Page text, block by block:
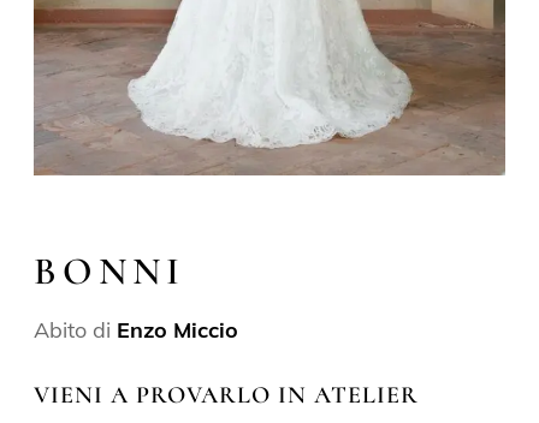
BONNI
Abito di Enzo Miccio
VIENI A PROVARLO IN ATELIER